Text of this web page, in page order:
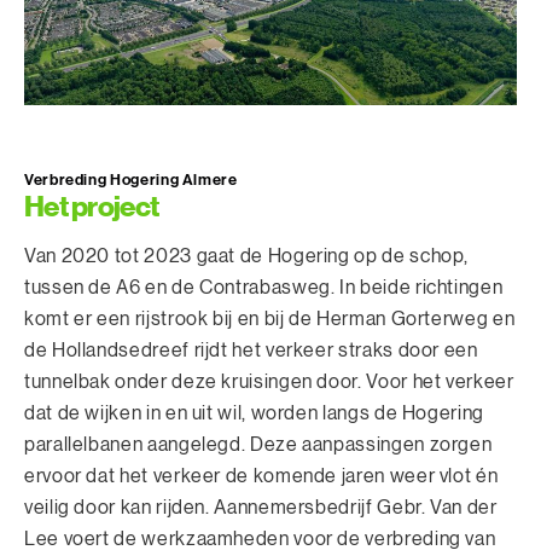
Verbreding Hogering Almere
Het project
Van 2020 tot 2023 gaat de Hogering op de schop,
tussen de A6 en de Contrabasweg. In beide richtingen
komt er een rijstrook bij en bij de Herman Gorterweg en
de Hollandsedreef rijdt het verkeer straks door een
tunnelbak onder deze kruisingen door. Voor het verkeer
dat de wijken in en uit wil, worden langs de Hogering
parallelbanen aangelegd. Deze aanpassingen zorgen
ervoor dat het verkeer de komende jaren weer vlot én
veilig door kan rijden. Aannemersbedrijf Gebr. Van der
Lee voert de werkzaamheden voor de verbreding van